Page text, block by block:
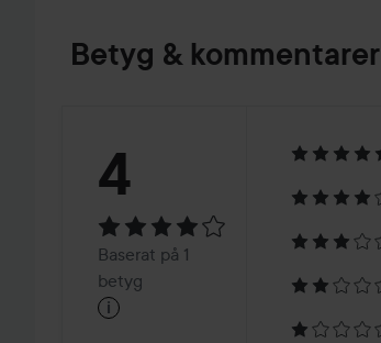
Betyg & kommentarer
Betyg:
4Baserat
på
4
Baserat på 1
betyg
i